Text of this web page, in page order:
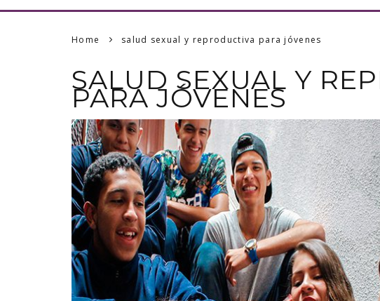
Home salud sexual y reproductiva para jóvenes
SALUD SEXUAL Y
PARA JÓVENES